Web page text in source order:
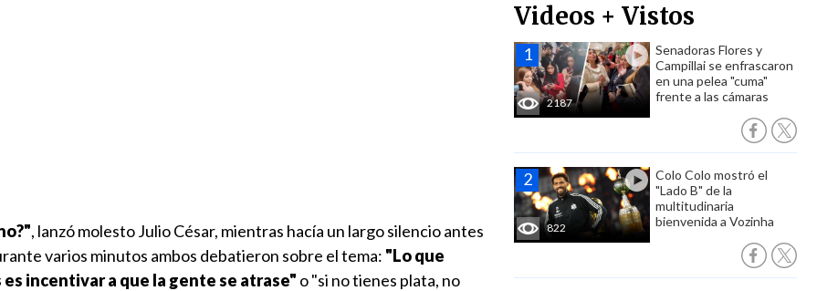
Videos + Vistos
2187
Senadoras Flores y
Campillai se enfrascaron
en una pelea "cuma"
frente a las cámaras
822
Colo Colo mostró el
"Lado B" de la
multitudinaria
bienvenida a Vozinha
, lanzó molesto Julio César, mientras hacía un largo silencio antes
varios minutos ambos debatieron sobre el tema: "Lo que
incentivar a que la gente se atrase" o "si no tienes plata, no